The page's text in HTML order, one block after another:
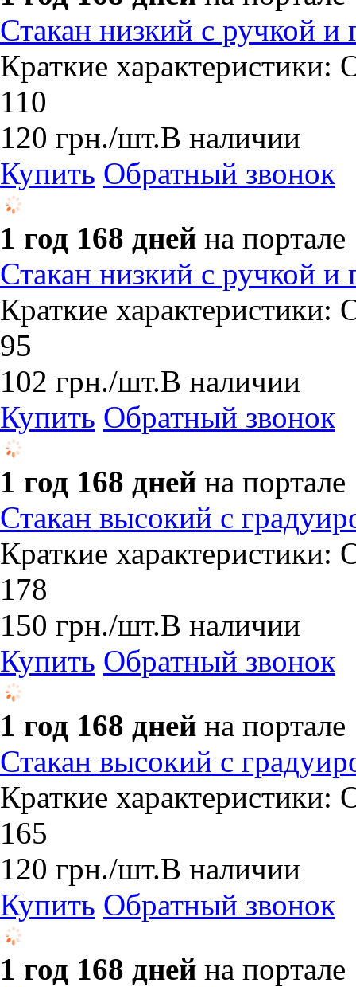
Стакан низкий с ручкой
Краткие
110
120 грн./шт.В наличии
Купить Обратный звонок
1 год 168 дней на портале
Стакан низкий с ручкой
Краткие
95
102 грн./шт.В наличии
Купить Обратный звонок
1 год 168 дней на портале
Стакан высокий с
Краткие
178
150 грн./шт.В наличии
Купить Обратный звонок
1 год 168 дней на портале
Стакан высокий с
Краткие
165
120 грн./шт.В наличии
Купить Обратный звонок
1 год 168 дней на портале